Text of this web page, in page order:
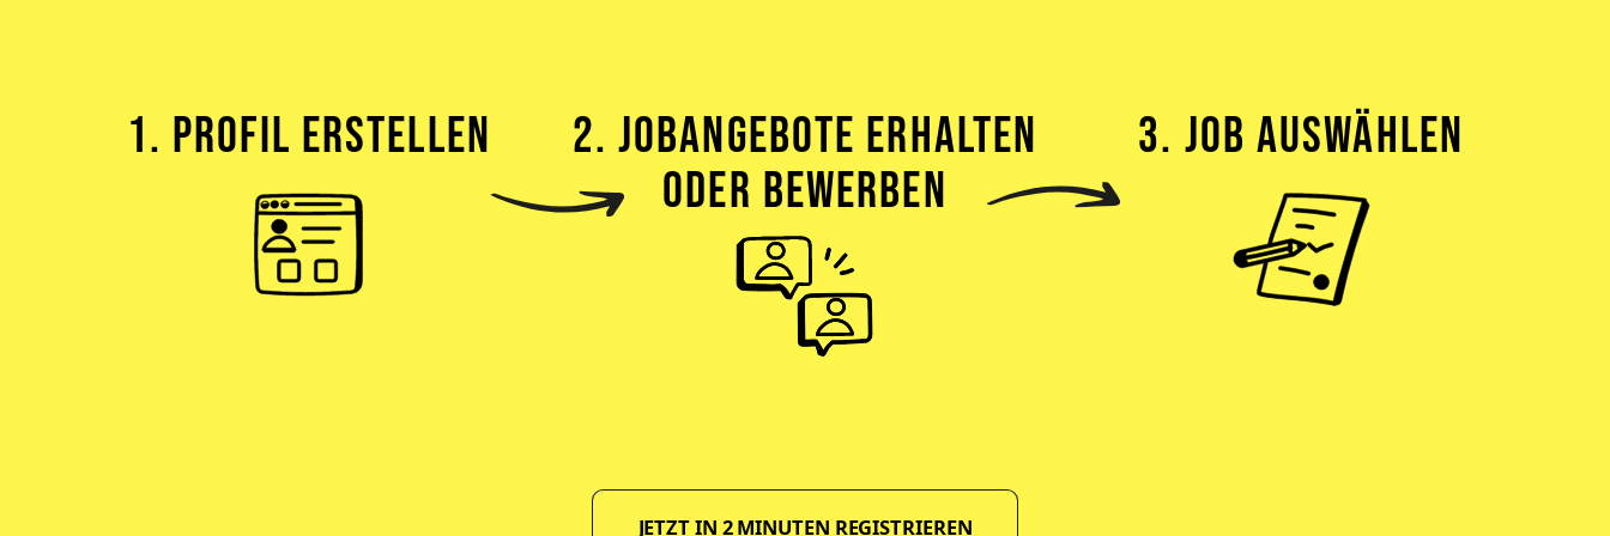
1. PROFIL ERSTELLEN
2. JOBANGEBOTE ERHALTEN
ODER BEWERBEN
3. JOB AUSWÄHLEN
JETZT IN 2 MINUTEN REGISTRIEREN